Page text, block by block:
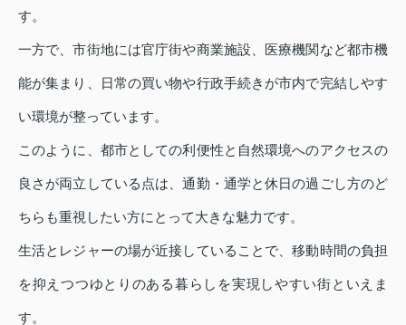
す。
一方で、市街地には官庁街や商業施設、医療機関など都市機
能が集まり、日常の買い物や行政手続きが市内で完結しやす
い環境が整っています。
このように、都市としての利便性と自然環境へのアクセスの
良さが両立している点は、通勤・通学と休日の過ごし方のど
ちらも重視したい方にとって大きな魅力です。
生活とレジャーの場が近接していることで、移動時間の負担
を抑えつつゆとりのある暮らしを実現しやすい街といえま
す。